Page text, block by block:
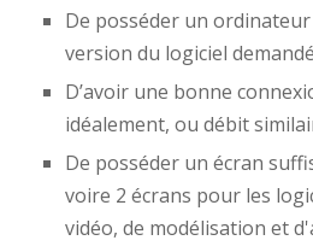
De posséder un
version du logiciel
D’avoir une bonne
idéalement, ou débit
De posséder un écran
voire 2 écrans pour les
vidéo, de modélisation et